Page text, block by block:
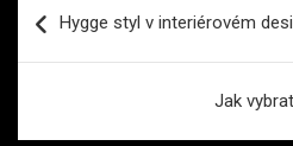
proHygge styl v interiérovém
Jak